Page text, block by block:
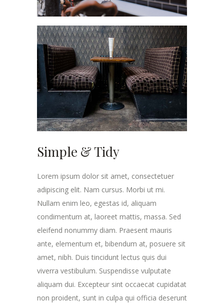
Simple & Tidy
Lorem ipsum dolor sit amet, consectetuer
adipiscing elit. Nam cursus. Morbi ut mi.
Nullam enim leo, egestas id, aliquam
condimentum at, laoreet mattis, massa. Sed
eleifend nonummy diam. Praesent mauris
ante, elementum et, bibendum at, posuere sit
amet, nibh. Duis tincidunt lectus quis dui
viverra vestibulum. Suspendisse vulputate
aliquam dui. Excepteur sint occaecat cupidatat
non proident, sunt in culpa qui officia deserunt